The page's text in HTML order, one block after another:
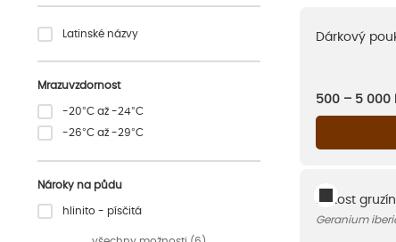
Latinské názvy
Mrazuvzdornost
-20°C až -24°C
-26°C až -29°C
Nároky na půdu
hlinito - písčitá
Dárkový
500 – 5 000
Kakost
Geranium